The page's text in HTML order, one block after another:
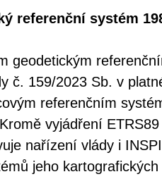
referenční systém
geodetickým
č. 159/2023 Sb. v
referenčním
vyjádření
nařízení vlády i
jeho